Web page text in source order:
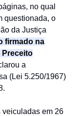
no qual
questionada, o
da Justiça
firmado na
a
(Lei 5.250/1967)
veiculadas em 26